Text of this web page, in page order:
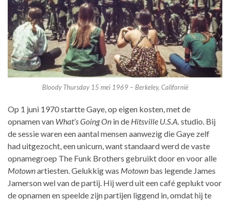
Bloody Thursday 15 mei 1969 – Berkeley, Californië
Op 1 juni 1970 startte Gaye, op eigen kosten, met de
opnamen van What’s Going On in de Hitsville U.S.A.studio. Bij
de sessie waren een aantal mensen aanwezig die Gaye zelf
had uitgezocht, een unicum, want standaard werd de vaste
opnamegroep The Funk Brothers gebruikt door en voor alle
Motownartiesten. Gelukkig was Motown bas legende James
Jamerson wel van de partij. Hij werd uit een café geplukt voor
de opnamen en speelde zijn partijen liggend in, omdat hij te